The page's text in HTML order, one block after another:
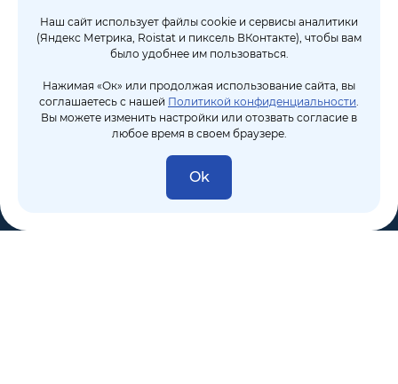
Наш сайт использует файлы cookie и сервисы аналитики
(Яндекс Метрика, Roistat и пиксель ВКонтакте), чтобы вам
было удобнее им пользоваться.
Нажимая «Ок» или продолжая использование сайта, вы
соглашаетесь с нашей Политикой конфиденциальности.
Вы можете изменить настройки или отозвать согласие в
любое время в своем браузере.
Ok